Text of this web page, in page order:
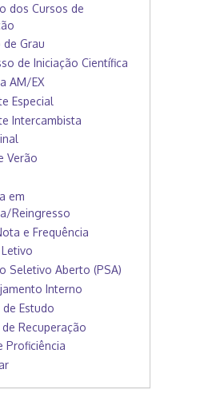
dos Cursos de
Grau
de Iniciação Científica
AM/EX
Especial
Intercambista
Verão
em
Reingresso
e Frequência
Seletivo Aberto (PSA)
Interno
de Estudo
Recuperação
Proficiência